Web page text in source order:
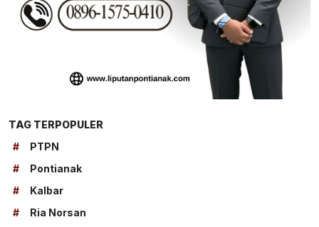
TAG TERPOPULER
#
PTPN
#
Pontianak
#
Kalbar
#
Ria Norsan